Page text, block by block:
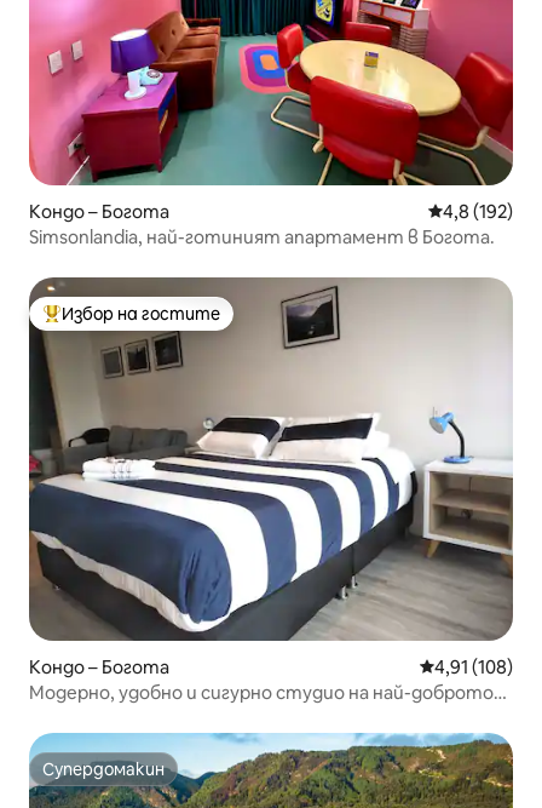
Кондо – Богота Средна
4,8 (192)
Simsonlandia, най-готиният апартамент в Богота.
Най-популярен избор на гостите
Избор на гостите
Кондо – Богота Средна
4,91 (108)
Модерно, удобно и сигурно студио на най-доброто
Супердомакин
Супердомакин